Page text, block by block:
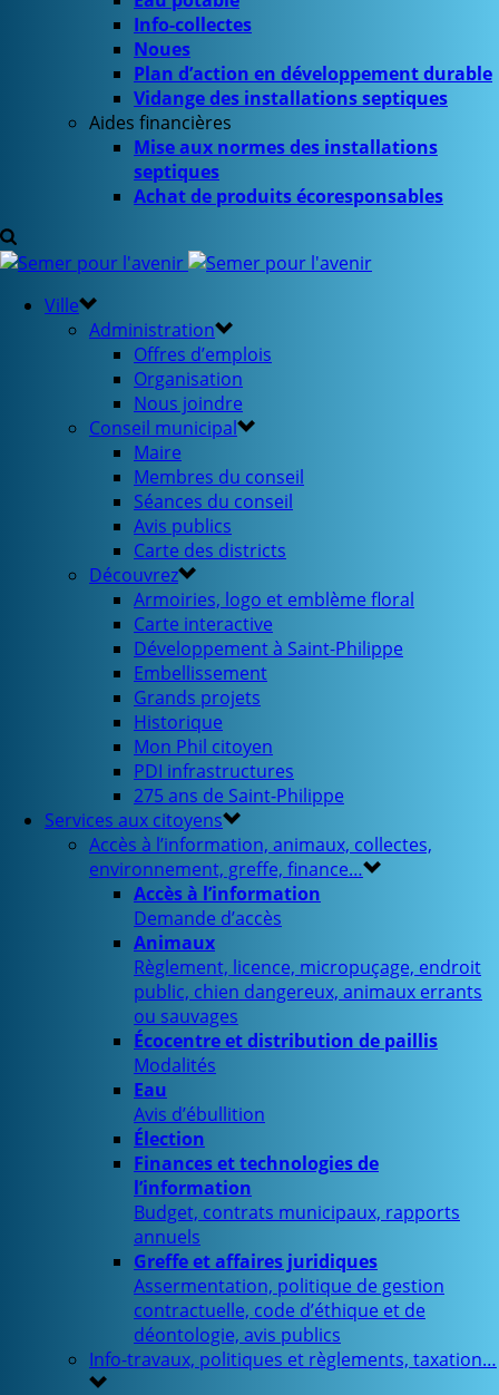
Info-collectes
Noues
Plan d’action en développement durable
Vidange des installations septiques
Aides financières
Mise aux normes des installations
septiques
Achat de produits écoresponsables
Ville
Administration
Offres d’emplois
Organisation
Nous joindre
Conseil municipal
Maire
Membres du conseil
Séances du conseil
Avis publics
Carte des districts
Découvrez
Armoiries, logo et emblème floral
Carte interactive
Développement à Saint-Philippe
Embellissement
Grands projets
Historique
Mon Phil citoyen
PDI infrastructures
275 ans de Saint-Philippe
Services aux citoyens
Accès à l’information, animaux, collectes,
environnement, greffe, finance…
Accès à l’information
Demande d’accès
Animaux
Règlement, licence, micropuçage, endroit
public, chien dangereux, animaux errants
ou sauvages
Écocentre et distribution de paillis
Modalités
Eau
Avis d’ébullition
Élection
Finances et technologies de
l’information
Budget, contrats municipaux, rapports
annuels
Greffe et affaires juridiques
Assermentation, politique de gestion
contractuelle, code d’éthique et de
déontologie, avis publics
Info-travaux, politiques et règlements, taxation…